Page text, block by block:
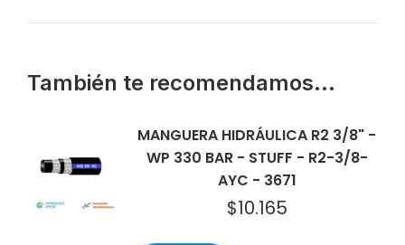
También te recomendamos…
MANGUERA HIDRÁULICA R2 3/8" -
WP 330 BAR - STUFF - R2-3/8-
AYC - 3671
$10.165